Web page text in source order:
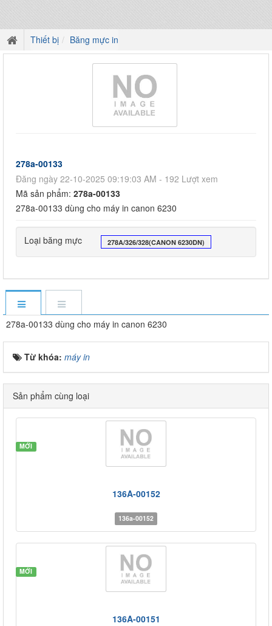
Thiết bị Băng mực in
278a-00133
Đăng ngày 22-10-2025 09:19:03 AM - 192 Lượt xem
Mã sản phẩm: 278a-00133
278a-00133 dùng cho máy in canon 6230
Loại băng mực 278A/326/328(CANON 6230DN)
278a-00133 dùng cho máy in canon 6230
Từ khóa: máy in
Sản phẩm cùng loại
MỚI
136A-00152
136a-00152
MỚI
136A-00151